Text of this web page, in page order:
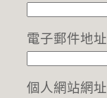
電子郵件地址
個人網站網址